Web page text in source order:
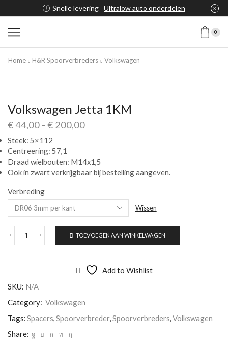
Snelle levering Ultralow auto onderdelen
0
Home H&R Spoorverbreders Volkswagen
Volkswagen Jetta 1KM
€44,00 - € 200,00
Steek: 5×112
Centreering: 57,1
Draad wielbouten: M14x1,5
Ook in zwart verkrijgbaar bij bestelling aangeven.
Verbreding
Wissen
TOEVOEGEN AAN WINKELWAGEN
Add to Wishlist
SKU: N/A
Category: Volkswagen
Tags:Spacers,Spoorverbreder,Spoorverbreders,Volkswagen
Share: